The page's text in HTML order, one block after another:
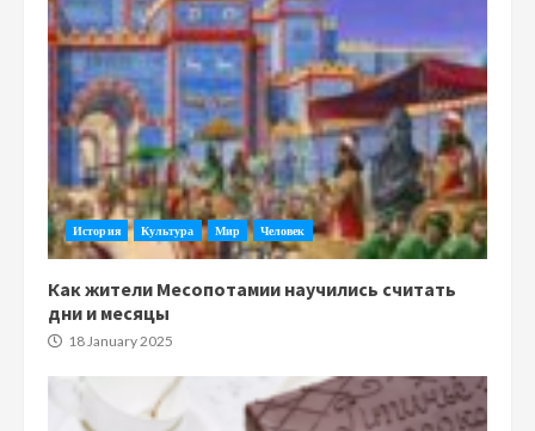
История Культура Мир Человек
Как жители Месопотамии научились считать
дни и месяцы
18 January 2025